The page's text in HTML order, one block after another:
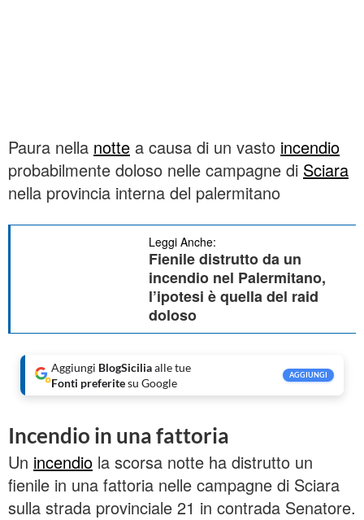
Paura nella notte a causa di un vasto incendio
probabilmente doloso nelle campagne di Sciara
nella provincia interna del palermitano
Leggi Anche:
Fienile distrutto da un
incendio nel Palermitano,
l’ipotesi è quella del raid
doloso
Aggiungi BlogSiciliaalle tue
Fonti preferitesu Google
AGGIUNGI
Incendio in una fattoria
Un incendio la scorsa notte ha distrutto un
fienile in una fattoria nelle campagne di Sciara
sulla strada provinciale 21 in contrada Senatore.